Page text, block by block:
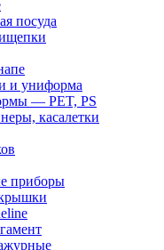
посуда
и униформа
— PET, PS
касалетки
приборы